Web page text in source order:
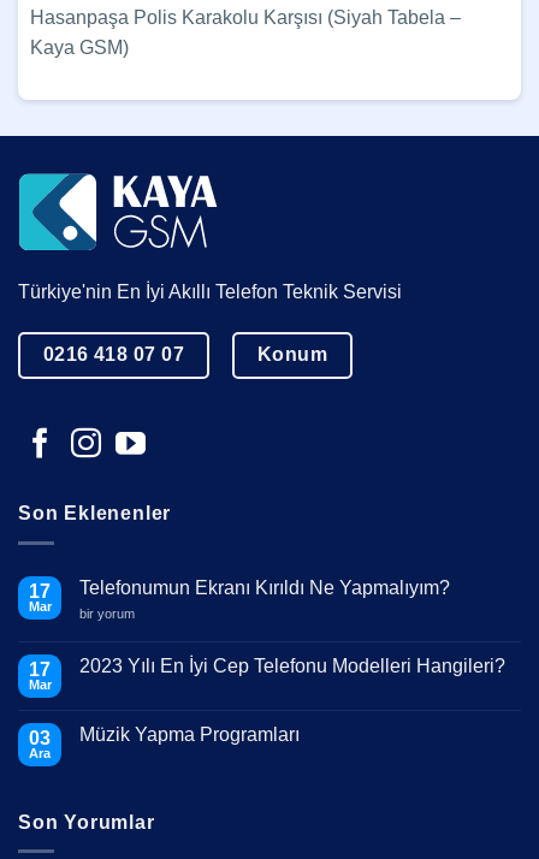
Hasanpaşa Polis Karakolu Karşısı (Siyah Tabela –
Kaya GSM)
Türkiye'nin En İyi Akıllı Telefon Teknik Servisi
0216 418 07 07 Konum
Son Eklenenler
17
Mar
Telefonumun Ekranı Kırıldı Ne Yapmalıyım?
Telefonumun
Ne
Yapmalıyım?
bir yorum
17
Mar
2023 Yılı En İyi Cep Telefonu Modelleri Hangileri?
Yılı
Hangileri?
03
Ara
Müzik Yapma Programları
Programları
Son Yorumlar